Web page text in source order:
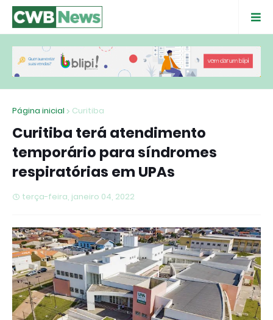
Página inicial Curitiba
Curitiba terá atendimento
temporário para síndromes
respiratórias em UPAs
terça-feira, janeiro 04, 2022